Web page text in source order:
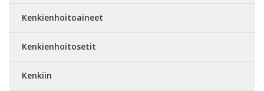
Kenkienhoitoaineet
Kenkienhoitosetit
Kenkiin